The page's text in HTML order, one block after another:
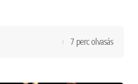
7 perc olvasás